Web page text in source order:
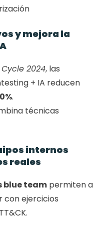
y mejora la
2024, las
+ IA reducen
.
técnicas
internos
reales
blue team permiten a
con ejercicios